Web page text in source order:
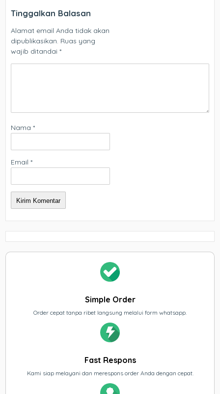
Tinggalkan Balasan
Alamat email Anda tidak akan
dipublikasikan. Ruas yang
wajib ditandai*
Nama*
Email*
Simple Order
Order cepat tanpa ribet langsung melalui form whatsapp.
Fast Respons
Kami siap melayani dan merespons order Anda dengan cepat.